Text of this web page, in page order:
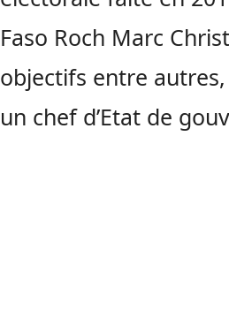
Faso Roch Marc
objectifs entre
un chef d’Etat de